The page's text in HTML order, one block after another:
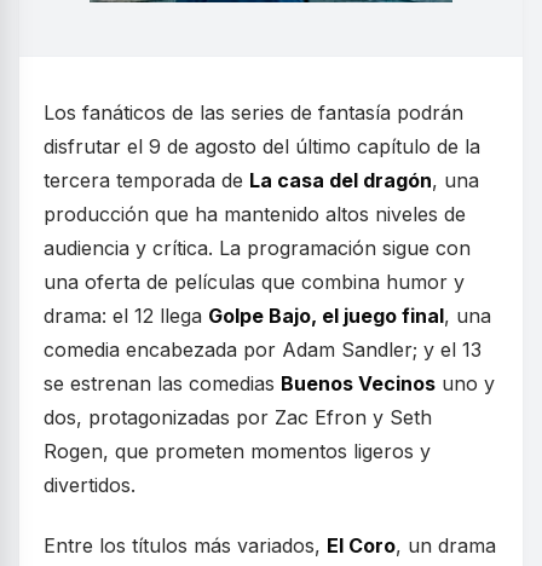
Los fanáticos de las series de fantasía podrán
disfrutar el 9 de agosto del último capítulo de la
tercera temporada de La casa del dragón, una
producción que ha mantenido altos niveles de
audiencia y crítica. La programación sigue con
una oferta de películas que combina humor y
drama: el 12 llega Golpe Bajo, el juego final, una
comedia encabezada por Adam Sandler; y el 13
se estrenan las comedias Buenos Vecinos uno y
dos, protagonizadas por Zac Efron y Seth
Rogen, que prometen momentos ligeros y
divertidos.
Entre los títulos más variados, El Coro, un drama